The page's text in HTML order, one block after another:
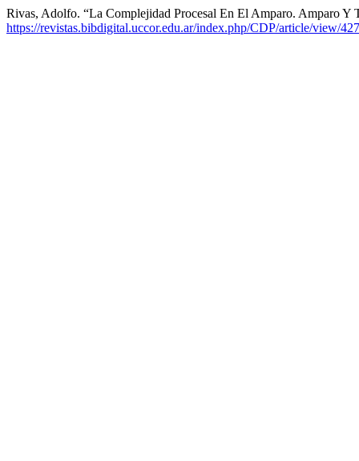
Rivas, Adolfo. “La Complejidad Procesal En El Amparo. Amparo Y
https://revistas.bibdigital.uccor.edu.ar/index.php/CDP/article/view/